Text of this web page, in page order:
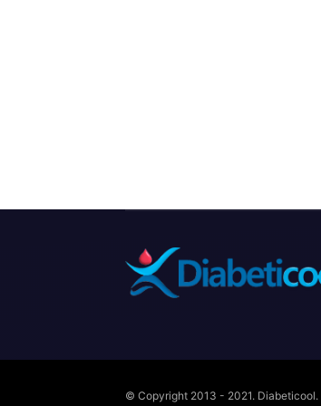
© Copyright 2013 - 2021. Diabeticool.